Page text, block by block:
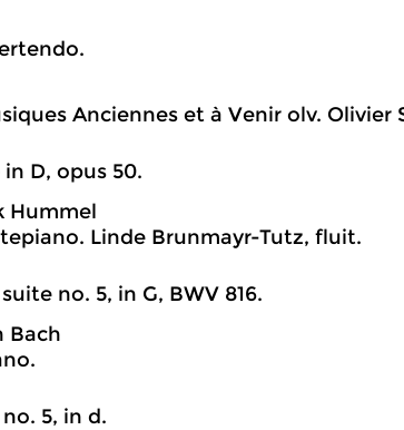
Anciennes et à Venir olv. Olivier
D, opus 50.
Hummel
Linde Brunmayr-Tutz, fluit.
no. 5, in G, BWV 816.
Bach
5, in d.